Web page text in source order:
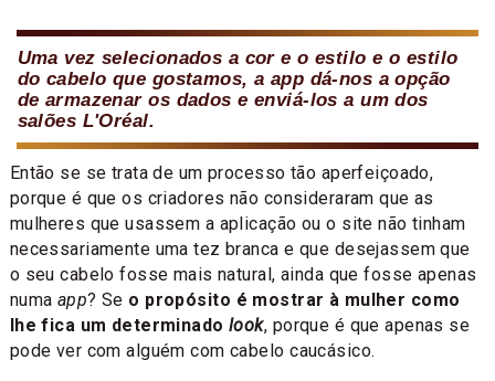
Uma vez selecionados a cor e o estilo e o estilo
do cabelo que gostamos, a app dá-nos a opção
de armazenar os dados e enviá-los a um dos
salões L'Oréal.
Então se se trata de um processo tão aperfeiçoado,
porque é que os criadores não consideraram que as
mulheres que usassem a aplicação ou o site não tinham
necessariamente uma tez branca e que desejassem que
o seu cabelo fosse mais natural, ainda que fosse apenas
numa app? Se o propósito é mostrar à mulher como
lhe fica um determinadolook, porque é que apenas se
pode ver com alguém com cabelo caucásico.